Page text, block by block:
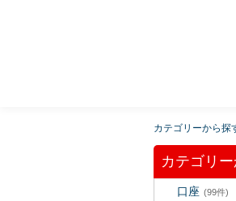
カテゴリーから探
カテゴリ
口座 (99件)